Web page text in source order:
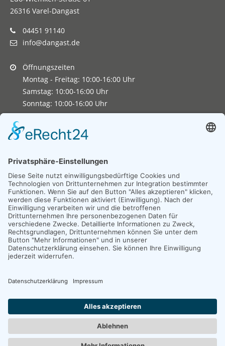
26316 Varel-Dangast
04451 91140
info@dangast.de
Öffnungszeiten
Montag - Freitag: 10:00-16:00 Uhr
Samstag: 10:00-16:00 Uhr
Sonntag: 10:00-16:00 Uhr
Impressum
Datenschutz
Unexpected Application Error!
crypto.randomUUID is not a function
TypeError: crypto.randomUUID is not a function
at JS.mc.suspense (https://search-
at https://search-interface.branchly.io/
at https://search-interface.branchly.io/
at https://search-interface.branchly.io/
at https://search-interface.branchly.io/
at https://search-interface.branchly.io/
at JS (https://search-interface.branchly.io/